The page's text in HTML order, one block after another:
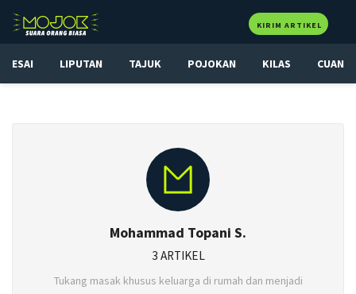
KIRIM ARTIKEL
ESAI LIPUTAN TAJUK POJOKAN KILAS CUAN
Mohammad Topani S.
3 ARTIKEL
Tukang masak khusus keluarga di rumah dan menjadi